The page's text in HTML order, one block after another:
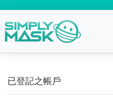
已登記之帳戶